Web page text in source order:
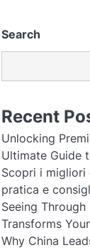
Search
Recent
Unlocking
Ultimate Guide
Scopri i migliori
pratica e
Seeing
Transforms
Why China